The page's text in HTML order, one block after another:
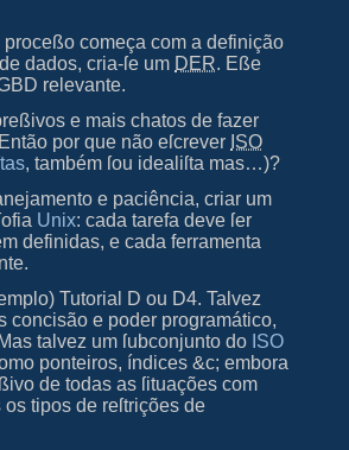
começa com a definição
dados, cria-ſe um DER. Eße
relevante.
e mais chatos de fazer
por que não eſcrever ISO
, também ſou idealiſta mas…)?
e paciência, criar um
Unix: cada tarefa deve ſer
definidas, e cada ferramenta
Tutorial D ou D4. Talvez
concisão e poder programático,
talvez um ſubconjunto do ISO
ponteiros, índices &c; embora
de todas as ſituações com
tipos de reſtrições de